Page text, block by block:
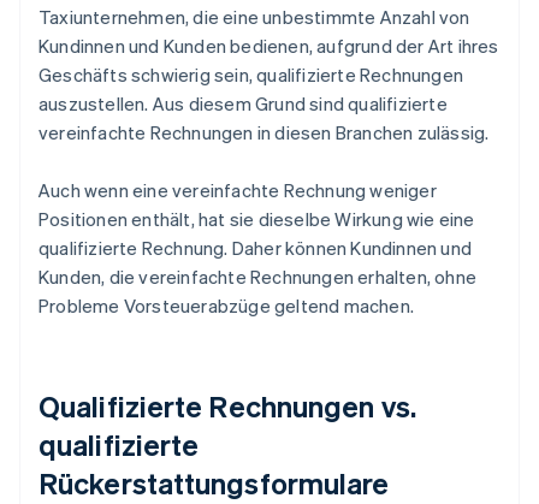
Taxiunternehmen, die eine unbestimmte Anzahl von
Kundinnen und Kunden bedienen, aufgrund der Art ihres
Geschäfts schwierig sein, qualifizierte Rechnungen
auszustellen. Aus diesem Grund sind qualifizierte
vereinfachte Rechnungen in diesen Branchen zulässig.
Auch wenn eine vereinfachte Rechnung weniger
Positionen enthält, hat sie dieselbe Wirkung wie eine
qualifizierte Rechnung. Daher können Kundinnen und
Kunden, die vereinfachte Rechnungen erhalten, ohne
Probleme Vorsteuerabzüge geltend machen.
Qualifizierte Rechnungen vs.
qualifizierte
Rückerstattungsformulare